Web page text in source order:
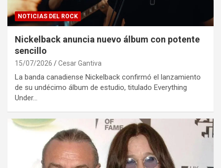
NOTICIAS DEL ROCK
Nickelback anuncia nuevo álbum con potente
sencillo
15/07/2026 Cesar Gantiva
La banda canadiense Nickelback confirmó el lanzamiento
de su undécimo álbum de estudio, titulado Everything
Under…